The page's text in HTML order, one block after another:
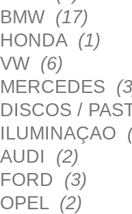
BMW (17)
HONDA (1)
VW (6)
MERCEDES
DISCOS /
ILUMINAÇAO
AUDI (2)
FORD (3)
OPEL (2)